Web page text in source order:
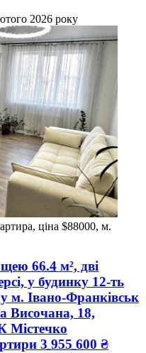
2026 року
ціна $88000, м.
66.4 м², дві
у будинку 12-ть
м. Івано-Франківськ
Височана, 18,
Містечко
3 955 600 ₴